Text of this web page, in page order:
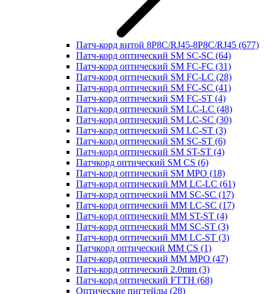
Патч-корд витой 8P8C/RJ45-8P8C/RJ45 (677)
Патч-корд оптический SM SC-SC (64)
Патч-корд оптический SM FC-FC (31)
Патч-корд оптический SM FC-LC (28)
Патч-корд оптический SM FC-SC (41)
Патч-корд оптический SM FC-ST (4)
Патч-корд оптический SM LC-LC (48)
Патч-корд оптический SM LC-SC (30)
Патч-корд оптический SM LC-ST (3)
Патч-корд оптический SM SC-ST (6)
Патч-корд оптический SM ST-ST (4)
Патчкорд оптический SM CS (6)
Патч-корд оптический SM MPO (18)
Патч-корд оптический MM LC-LC (61)
Патч-корд оптический MM SC-SC (17)
Патч-корд оптический MM LC-SC (17)
Патч-корд оптический MM ST-ST (4)
Патч-корд оптический MM SC-ST (3)
Патч-корд оптический MM LC-ST (3)
Патчкорд оптический MM CS (1)
Патч-корд оптический MM MPO (47)
Патч-корд оптический 2.0mm (3)
Патч-корд оптический FTTH (68)
Оптические пигтейлы (28)